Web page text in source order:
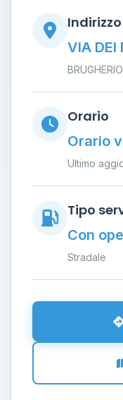
Indirizzo
VIA DEI
Orario
Orario
Ultimo
Tipo
Con
Stradale